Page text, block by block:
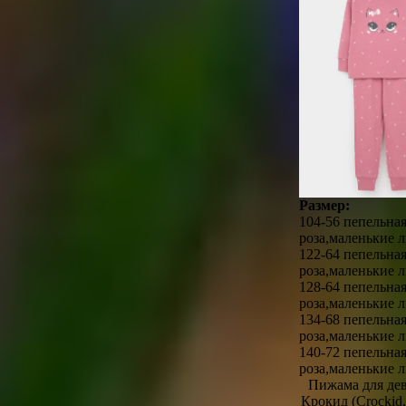
Размер:
104-56 пепельная
роза,маленькие
122-64 пепельная
роза,маленькие
128-64 пепельная
роза,маленькие
134-68 пепельная
роза,маленькие
140-72 пепельная
роза,маленькие
Пижама для
Крокид